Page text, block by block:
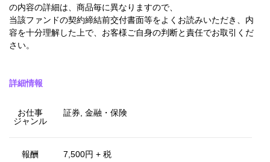
の内容の詳細は、商品毎に異なりますので、
当該ファンドの契約締結前交付書面等をよくお読みいただき、内
容を十分理解した上で、お客様ご自身の判断と責任でお取引くだ
さい。
詳細情報
お仕事
ジャンル
証券, 金融・保険
報酬 7,500円 + 税